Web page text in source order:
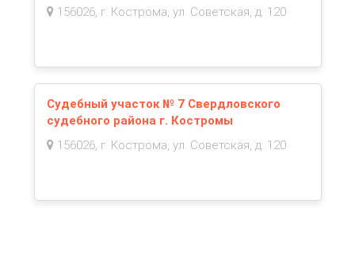
156026, г. Кострома, ул. Советская, д. 120
Судебный участок № 7 Свердловского
судебного района г. Костромы
156026, г. Кострома, ул. Советская, д. 120